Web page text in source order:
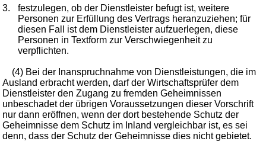
3.
festzulegen, ob der Dienstleister befugt ist, weitere
Personen zur Erfüllung des Vertrags heranzuziehen; für
diesen Fall ist dem Dienstleister aufzuerlegen, diese
Personen in Textform zur Verschwiegenheit zu
verpflichten.
(4) Bei der Inanspruchnahme von Dienstleistungen, die im
Ausland erbracht werden, darf der Wirtschaftsprüfer dem
Dienstleister den Zugang zu fremden Geheimnissen
unbeschadet der übrigen Voraussetzungen dieser Vorschrift
nur dann eröffnen, wenn der dort bestehende Schutz der
Geheimnisse dem Schutz im Inland vergleichbar ist, es sei
denn, dass der Schutz der Geheimnisse dies nicht gebietet.